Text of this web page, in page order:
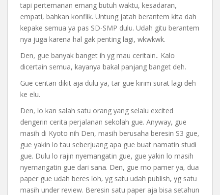
tapi pertemanan emang butuh waktu, kesadaran,
empati, bahkan konflik. Untung jatah berantem kita dah
kepake semua ya pas SD-SMP dulu. Udah gitu berantem
nya juga karena hal gak penting lagi, wkwkwk.
Den, gue banyak banget ih yg mau ceritain.. Kalo
dicertain semua, kayanya bakal panjang banget deh.
Gue ceritan dikit aja dulu ya, tar gue kirim surat lagi deh
ke elu.
Den, lo kan salah satu orang yang selalu excited
dengerin cerita perjalanan sekolah gue. Anyway, gue
masih di Kyoto nih Den, masih berusaha beresin S3 gue,
gue yakin lo tau seberjuang apa gue buat namatin studi
gue. Dulu lo rajin nyemangatin gue, gue yakin lo masih
nyemangatin gue dari sana. Den, gue mo pamer ya, dua
paper gue udah beres loh, yg satu udah publish, yg satu
masih under review. Beresin satu paper aja bisa setahun